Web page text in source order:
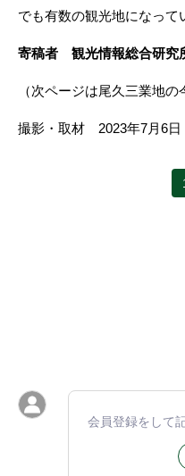
でも有数の観光地になって
寄稿者 観光情報総合研
（次ページは尾久三業地の
撮影・取材 2023年7月6日
会員登録をして